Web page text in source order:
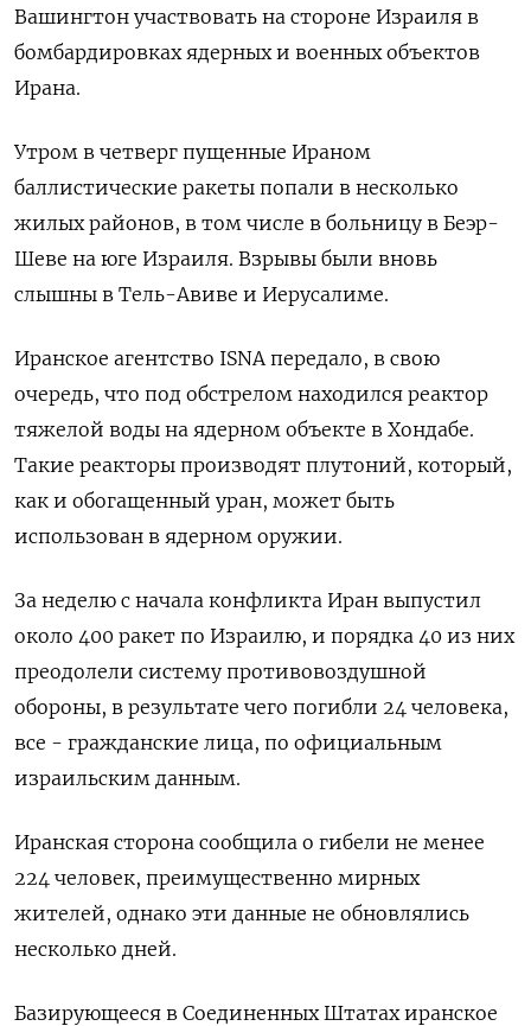
Вашингтон участвовать на стороне Израиля в
бомбардировках ядерных и военных объектов
Ирана.
Утром в четверг пущенные Ираном
баллистические ракеты попали в несколько
жилых районов, в том числе в больницу в Беэр-
Шеве на юге Израиля. Взрывы были вновь
слышны в Тель-Авиве и Иерусалиме.
Иранское агентство ISNA передало, в свою
очередь, что под обстрелом находился реактор
тяжелой воды на ядерном объекте в Хондабе.
Такие реакторы производят плутоний, который,
как и обогащенный уран, может быть
использован в ядерном оружии.
За неделю с начала конфликта Иран выпустил
около 400 ракет по Израилю, и порядка 40 из них
преодолели систему противовоздушной
обороны, в результате чего погибли 24 человека,
все - гражданские лица, по официальным
израильским данным.
Иранская сторона сообщила о гибели не менее
224 человек, преимущественно мирных
жителей, однако эти данные не обновлялись
несколько дней.
Базирующееся в Соединенных Штатах иранское